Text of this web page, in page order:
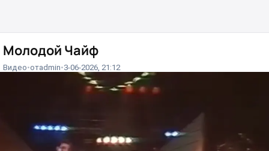
Молодой Чайф
Видео отadmin 3-06-2026, 21:12